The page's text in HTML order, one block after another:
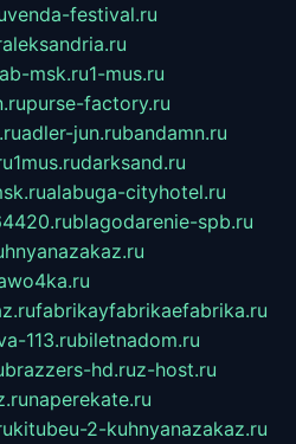
venda-festival.ru
msk.ru1-mus.ru
purse-factory.ru
adler-jun.rubandamn.ru
1mus.rudarksand.ru
alabuga-cityhotel.ru
blagodarenie-spb.ru
fabrikayfabrikaefabrika.ru
113.rubiletnadom.ru
brazzers-hd.ruz-host.ru
naperekate.ru
kitubeu-2-kuhnyanazakaz.ru